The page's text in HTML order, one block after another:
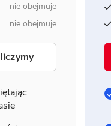
nie obejmuje
nie obejmuje